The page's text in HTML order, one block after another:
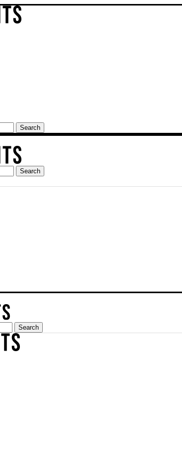
Search
Search
Search